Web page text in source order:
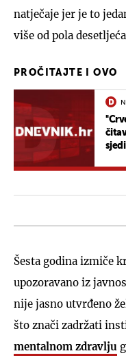
natječaje jer je to
više od pola
PROČITAJTE I OVO
Šesta godina izmiče
upozoravano iz
nije jasno utvrđeno
što znači zadržati
mentalnom zdravlju